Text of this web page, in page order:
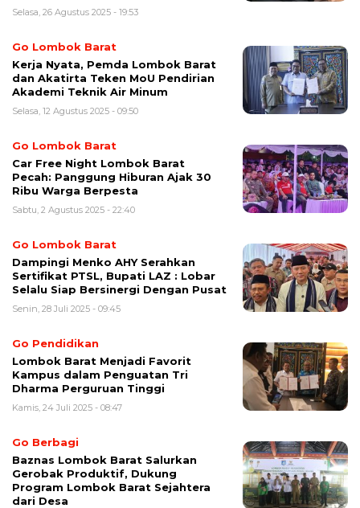
Selasa, 26 Agustus 2025 - 19:53
Go Lombok Barat
Kerja Nyata, Pemda Lombok Barat
dan Akatirta Teken MoU Pendirian
Akademi Teknik Air Minum
Selasa, 12 Agustus 2025 - 09:50
Go Lombok Barat
Car Free Night Lombok Barat
Pecah: Panggung Hiburan Ajak 30
Ribu Warga Berpesta
Sabtu, 2 Agustus 2025 - 22:40
Go Lombok Barat
Dampingi Menko AHY Serahkan
Sertifikat PTSL, Bupati LAZ : Lobar
Selalu Siap Bersinergi Dengan Pusat
Senin, 28 Juli 2025 - 09:45
Go Pendidikan
Lombok Barat Menjadi Favorit
Kampus dalam Penguatan Tri
Dharma Perguruan Tinggi
Kamis, 24 Juli 2025 - 08:47
Go Berbagi
Baznas Lombok Barat Salurkan
Gerobak Produktif, Dukung
Program Lombok Barat Sejahtera
dari Desa